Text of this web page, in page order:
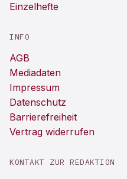
Einzelhefte
INFO
AGB
Mediadaten
Impressum
Datenschutz
Barrierefreiheit
Vertrag widerrufen
KONTAKT ZUR REDAKTION